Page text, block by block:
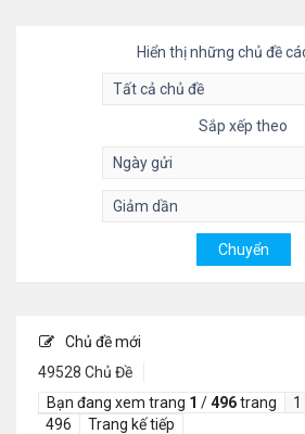
Hiển thị những chủ đề
Sắp xếp theo
Chủ đề mới
49528 Chủ Đề
Bạn đang xem trang 1 /496trang 1
496
Trang kế tiếp